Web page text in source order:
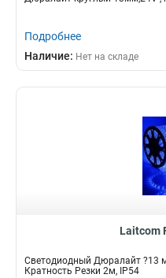
Подробнее
Наличие: Нет на складе
Laitcom
Светодиодный Дюралайт ?13
Кратность Резки 2м, IP54